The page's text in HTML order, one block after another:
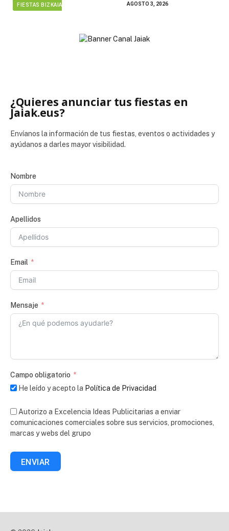
FIESTAS BIZKAIA AGOSTO 3, 2026
¿Quieres anunciar tus fiestas en
Jaiak.eus?
Envíanos la información de tus fiestas, eventos o actividades y
ayúdanos a darles mayor visibilidad.
Nombre
Apellidos
Email
Mensaje
Campo obligatorio
He leído y acepto la Política de Privacidad
Autorizo a Excelencia Ideas Publicitarias a enviar
comunicaciones comerciales sobre sus servicios, promociones,
marcas y webs del grupo
ENVIAR